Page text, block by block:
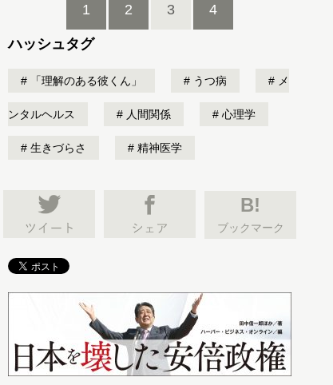
1 2 3 4
ハッシュタグ
「理解のある彼くん」 うつ病 メ
ンタルヘルス 人間関係 心理学
生きづらさ 精神医学
B!
ブックマーク